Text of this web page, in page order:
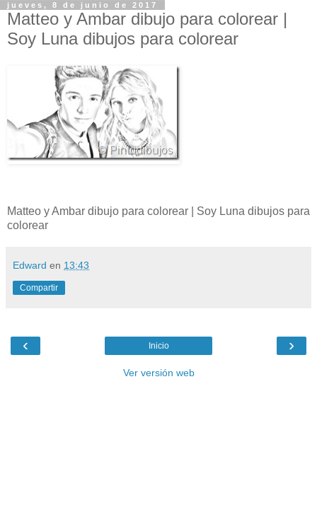
jueves, 8 de junio de 2017
Matteo y Ambar dibujo para colorear |
Soy Luna dibujos para colorear
Matteo y Ambar dibujo para colorear | Soy Luna dibujos para
colorear
Edward en 13:43
Compartir
‹ ›
Inicio
Ver versión web